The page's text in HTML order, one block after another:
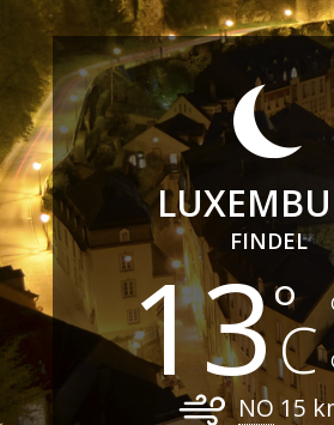
FINDEL
13
NO 15